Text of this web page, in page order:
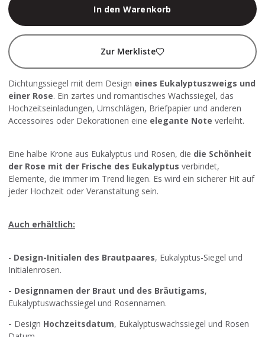
In den Warenkorb
Zur Merkliste
Dichtungssiegel mit dem Design eines Eukalyptuszweigs und
einer Rose. Ein zartes und romantisches Wachssiegel, das
Hochzeitseinladungen, Umschlägen, Briefpapier und anderen
Accessoires oder Dekorationen eine elegante Note verleiht.
Eine halbe Krone aus Eukalyptus und Rosen, die die Schönheit
der Rose mit der Frische des Eukalyptus verbindet,
Elemente, die immer im Trend liegen. Es wird ein sicherer Hit auf
jeder Hochzeit oder Veranstaltung sein.
Auch erhältlich:
- Design-Initialen des Brautpaares, Eukalyptus-Siegel und
Initialenrosen.
- Designnamen der Braut und des Bräutigams,
Eukalyptuswachssiegel und Rosennamen.
- Design Hochzeitsdatum, Eukalyptuswachssiegel und Rosen